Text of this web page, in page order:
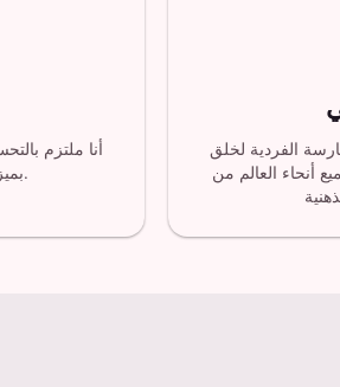
أنا ملتزم
بميزات جديدة ووظائف محسّنة.
الفردية لخلق
أنحاء العالم من